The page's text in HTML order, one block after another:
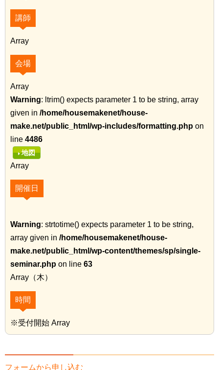
講師
Array
会場
Array
Warning: ltrim() expects parameter 1 to be string, array
given in /home/housemakenet/house-
make.net/public_html/wp-includes/formatting.php on
line 4486
地図
Array
開催日
Warning: strtotime() expects parameter 1 to be string,
array given in /home/housemakenet/house-
make.net/public_html/wp-content/themes/sp/single-
seminar.php on line 63
Array（木）
時間
※受付開始 Array
フォームから申し込む